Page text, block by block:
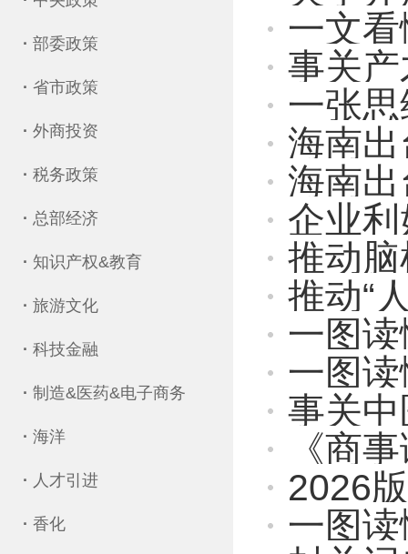
· 部委政策
· 省市政策
· 外商投资
· 税务政策
· 总部经济
· 知识产权&教育
· 旅游文化
· 科技金融
· 制造&医药&电子商务
· 海洋
· 人才引进
· 香化
一文
事关
一张思维导
海南出台促
海南
企业利
推动
推动“
一图读懂
一图
事关中
《商事
2026版
一图